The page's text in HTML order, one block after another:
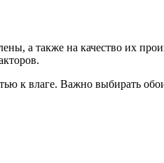
а также на качество их
к влаге. Важно выбирать